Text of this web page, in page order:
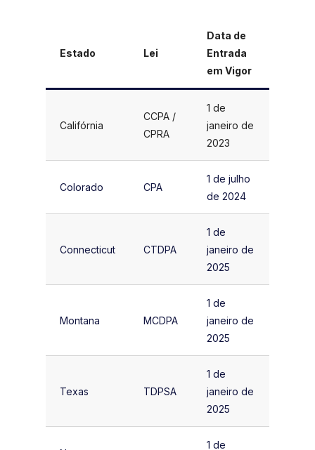
Estado Lei
Data de
Entrada
em Vigor
Califórnia
CCPA /
CPRA
1 de
janeiro de
2023
Colorado CPA
1 de julho
de 2024
Connecticut CTDPA
1 de
janeiro de
2025
Montana MCDPA
1 de
janeiro de
2025
Texas TDPSA
1 de
janeiro de
2025
1 de